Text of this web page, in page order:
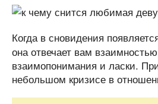
Когда в сновидения
она отвечает вам
взаимопонимания и ласки.
небольшом кризисе в